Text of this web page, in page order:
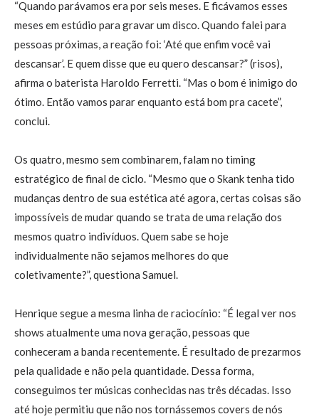
“Quando parávamos era por seis meses. E ficávamos esses
meses em estúdio para gravar um disco. Quando falei para
pessoas próximas, a reação foi: ‘Até que enfim você vai
descansar’. E quem disse que eu quero descansar?” (risos),
afirma o baterista Haroldo Ferretti. “Mas o bom é inimigo do
ótimo. Então vamos parar enquanto está bom pra cacete”,
conclui.
Os quatro, mesmo sem combinarem, falam no timing
estratégico de final de ciclo. “Mesmo que o Skank tenha tido
mudanças dentro de sua estética até agora, certas coisas são
impossíveis de mudar quando se trata de uma relação dos
mesmos quatro indivíduos. Quem sabe se hoje
individualmente não sejamos melhores do que
coletivamente?”, questiona Samuel.
Henrique segue a mesma linha de raciocínio: “É legal ver nos
shows atualmente uma nova geração, pessoas que
conheceram a banda recentemente. É resultado de prezarmos
pela qualidade e não pela quantidade. Dessa forma,
conseguimos ter músicas conhecidas nas três décadas. Isso
até hoje permitiu que não nos tornássemos covers de nós